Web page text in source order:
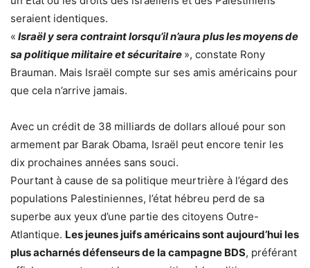
seraient identiques.
« Israël y sera contraint lorsqu’il n’aura plus les moyens de
sa politique militaire et sécuritaire », constate Rony
Brauman. Mais Israël compte sur ses amis américains pour
que cela n’arrive jamais.
Avec un crédit de 38 milliards de dollars alloué pour son
armement par Barak Obama, Israël peut encore tenir les
dix prochaines années sans souci.
Pourtant à cause de sa politique meurtrière à l’égard des
populations Palestiniennes, l’état hébreu perd de sa
superbe aux yeux d’une partie des citoyens Outre-
Atlantique. Les jeunes juifs américains sont aujourd’hui les
plus acharnés défenseurs de la campagne BDS, préférant